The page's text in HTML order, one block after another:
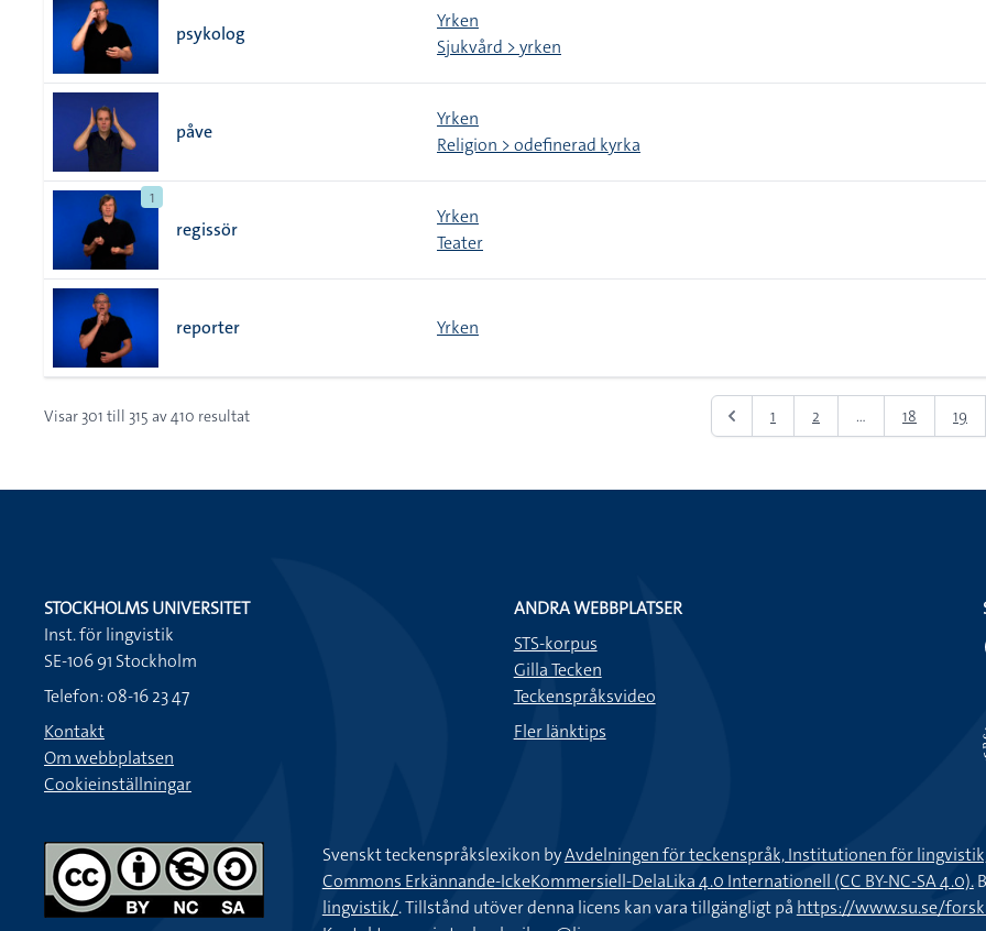
psykolog
Yrken
Sjukvård > yrken
påve
Yrken
Religion > odefinerad kyrka
1
regissör
Yrken
Teater
reporter Yrken
Visar 301 till 315 av410 resultat 1 2 ... 18 19
STOCKHOLMS UNIVERSITET
Inst. för lingvistik
SE-106 91 Stockholm
Telefon: 08-16 23 47
Kontakt
Om webbplatsen
Cookieinställningar
ANDRA WEBBPLATSER
STS-korpus
Gilla Tecken
Teckenspråksvideo
Fler länktips
Svenskt teckenspråkslexikon byAvdelningen för teckenspråk, Institutionen för
Commons Erkännande-IckeKommersiell-DelaLika 4.0 Internationell (CC BY-NC-SA 4.0).
lingvistik/. Tillstånd utöver denna licens kan vara tillgängligt på https://www.su.se/